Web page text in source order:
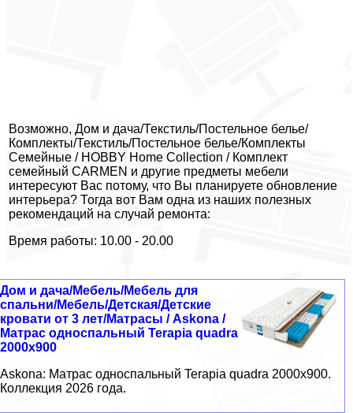
Возможно, Дом и дача/Текстиль/Постельное белье/
Комплекты/Текстиль/Постельное белье/Комплекты
Семейные / HOBBY Home Collection / Комплект
семейный CARMEN и другие предметы мебели
интересуют Вас потому, что Вы планируете обновление
интерьера? Тогда вот Вам одна из наших полезных
рекомендаций на случай ремонта:
Время работы: 10.00 - 20.00
Дом и дача/Мебель/Мебель для
спальни/Мебель/Детская/Детские
кровати от 3 лет/Матрасы / Askona /
Матрас односпальный Terapia quadra
2000х900
Askona: Матрас односпальный Terapia quadra 2000х900.
Коллекция 2026 года.